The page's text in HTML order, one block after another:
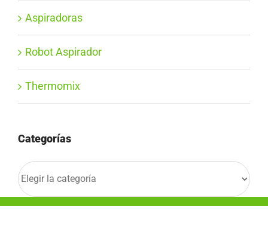
Aspiradoras
Robot Aspirador
Thermomix
Categorías
Categorías